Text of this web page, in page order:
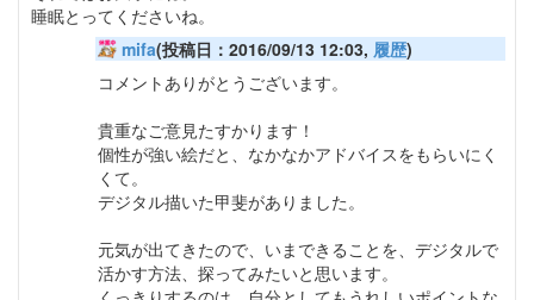
睡眠とってくださいね。
mifa(投稿日：2016/09/13 12:03, 履歴)
コメントありがとうございます。
貴重なご意見たすかります！
個性が強い絵だと、なかなかアドバイスをもらいにく
くて。
デジタル描いた甲斐がありました。
元気が出てきたので、いまできることを、デジタルで
活かす方法、探ってみたいと思います。